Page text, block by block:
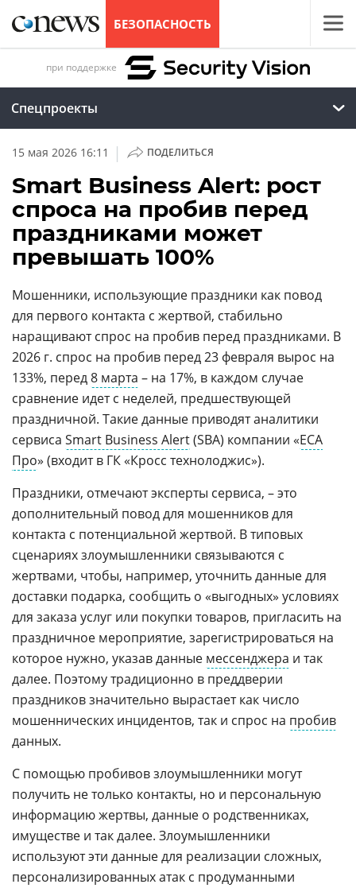
БЕЗОПАСНОСТЬ
при поддержке
Спецпроекты
15 мая 2026 16:11 | ПОДЕЛИТЬСЯ
Smart Business Alert: рост
спроса на пробив перед
праздниками может
превышать 100%
Мошенники, использующие праздники как повод
для первого контакта с жертвой, стабильно
наращивают спрос на пробив перед праздниками. В
2026 г. спрос на пробив перед 23 февраля вырос на
133%, перед8 марта – на 17%, в каждом случае
сравнение идет с неделей, предшествующей
праздничной. Такие данные приводят аналитики
сервиса Smart Business Alert(SBA) компании «ЕСА
Про» (входит в ГК «Кросс технолоджис»).
Праздники, отмечают эксперты сервиса, – это
дополнительный повод для мошенников для
контакта с потенциальной жертвой. В типовых
сценариях злоумышленники связываются с
жертвами, чтобы, например, уточнить данные для
доставки подарка, сообщить о «выгодных» условиях
для заказа услуг или покупки товаров, пригласить на
праздничное мероприятие, зарегистрироваться на
которое нужно, указав данные мессенджера и так
далее. Поэтому традиционно в преддверии
праздников значительно вырастает как число
мошеннических инцидентов, так и спрос на пробив
данных.
С помощью пробивов злоумышленники могут
получить не только контакты, но и персональную
информацию жертвы, данные о родственниках,
имуществе и так далее. Злоумышленники
используют эти данные для реализации сложных,
персонализированных атак с продуманными